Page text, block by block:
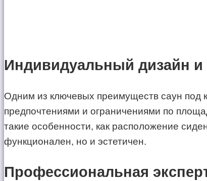
Индивидуальный дизайн и
Одним из ключевых преимуществ саун под
предпочтениями и ограничениями по
такие особенности, как расположение
функционален, но и эстетичен.
Профессиональная